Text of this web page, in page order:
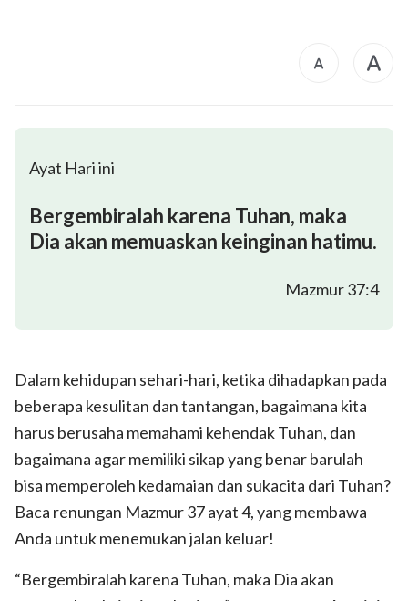
Ayat Hari ini
Bergembiralah karena Tuhan, maka
Dia akan memuaskan keinginan hatimu.
Mazmur 37:4
Dalam kehidupan sehari-hari, ketika dihadapkan pada
beberapa kesulitan dan tantangan, bagaimana kita
harus berusaha memahami kehendak Tuhan, dan
bagaimana agar memiliki sikap yang benar barulah
bisa memperoleh kedamaian dan sukacita dari Tuhan?
Baca renungan Mazmur 37 ayat 4, yang membawa
Anda untuk menemukan jalan keluar!
“Bergembiralah karena Tuhan, maka Dia akan